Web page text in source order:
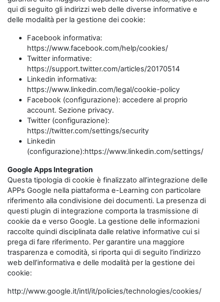
qui di seguito gli indirizzi web delle diverse informative e
delle modalità per la gestione dei cookie:
Facebook informativa:
https://www.facebook.com/help/cookies/
Twitter informative:
https://support.twitter.com/articles/20170514
Linkedin informativa:
https://www.linkedin.com/legal/cookie-policy
Facebook (configurazione): accedere al proprio
account. Sezione privacy.
Twitter (configurazione):
https://twitter.com/settings/security
Linkedin
(configurazione):https://www.linkedin.com/settings/
Google Apps Integration
Questa tipologia di cookie è finalizzato all’integrazione delle
APPs Google nella piattaforma e-Learning con particolare
riferimento alla condivisione dei documenti. La presenza di
questi plugin di integrazione comporta la trasmissione di
cookie da e verso Google. La gestione delle informazioni
raccolte quindi disciplinata dalle relative informative cui si
prega di fare riferimento. Per garantire una maggiore
trasparenza e comodità, si riporta qui di seguito l’indirizzo
web dell’informativa e delle modalità per la gestione dei
cookie:
http://www.google.it/intl/it/policies/technologies/cookies/